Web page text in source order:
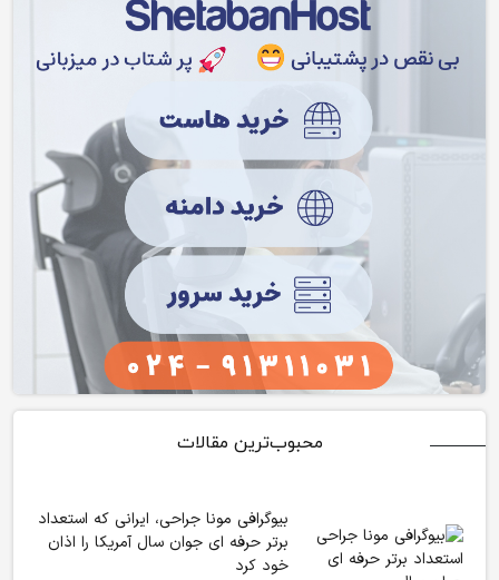
محبوب‌ترین مقالات
بیوگرافی مونا جراحی، ایرانی که استعداد
برتر حرفه ای جوان سال آمریکا را اذان
خود کرد